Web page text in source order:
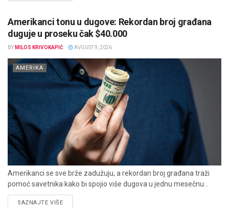
Amerikanci tonu u dugove: Rekordan broj građana
duguje u proseku čak $40.000
BY MILOS KRIVOKAPIĆ AVGUST 9, 2026
AMERIKA
Amerikanci se sve brže zadužuju, a rekordan broj građana traži
pomoć savetnika kako bi spojio više dugova u jednu mesečnu...
SAZNAJTE VIŠEDETAILS